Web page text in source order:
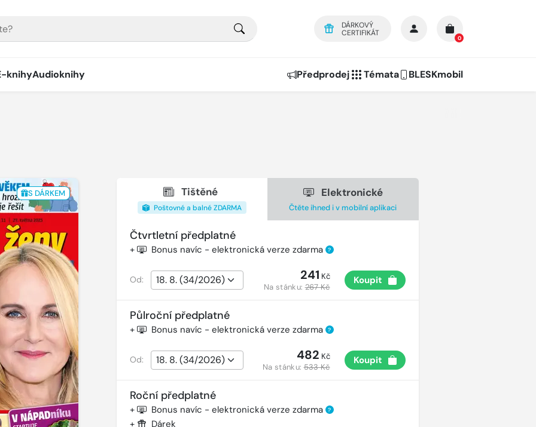
DÁRKOVÝ
CERTIFIKÁT
0
knihyAudioknihy Předprodej Témata BLESKmobil
S DÁRKEM Tištěné
Poštovné a balné ZDARMA
Elektronické
Čtěte ihned i v mobilní aplikaci
Čtvrtletní předplatné
+ Bonus navíc - elektronická verze zdarma ?
Od: 241 Kč
Na stánku:267 Kč
Koupit
Půlroční předplatné
+ Bonus navíc - elektronická verze zdarma ?
Od: 482 Kč
Na stánku:533 Kč
Koupit
Roční předplatné
+ Bonus navíc - elektronická verze zdarma ?
+ Dárek